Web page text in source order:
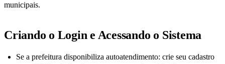
municipais.
Criando o Login e Acessando o Sistema
Se a prefeitura disponibiliza autoatendimento: crie seu cadastro